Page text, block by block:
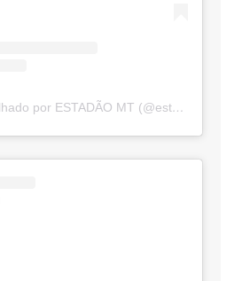
Um post compartilhado por ESTADÃO MT (@estadaomt)